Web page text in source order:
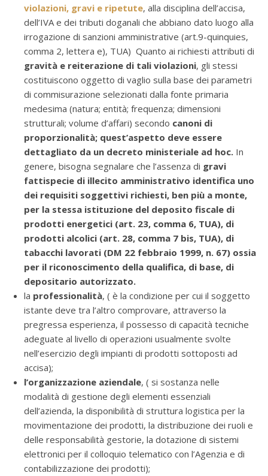
violazioni, gravi e ripetute, alla disciplina dell’accisa,
dell’IVA e dei tributi doganali che abbiano dato luogo alla
irrogazione di sanzioni amministrative (art.9-quinquies,
comma 2, lettera e), TUA) Quanto ai richiesti attributi di
gravità e reiterazione di tali violazioni, gli stessi
costituiscono oggetto di vaglio sulla base dei parametri
di commisurazione selezionati dalla fonte primaria
medesima (natura; entità; frequenza; dimensioni
strutturali; volume d’affari) secondo canoni di
proporzionalità; quest’aspetto deve essere
dettagliato da un decreto ministeriale ad hoc. In
genere, bisogna segnalare che l’assenza di gravi
fattispecie di illecito amministrativo identifica uno
dei requisiti soggettivi richiesti, ben più a monte,
per la stessa istituzione del deposito fiscale di
prodotti energetici (art. 23, comma 6, TUA), di
prodotti alcolici (art. 28, comma 7 bis, TUA), di
tabacchi lavorati (DM 22 febbraio 1999, n. 67) ossia
per il riconoscimento della qualifica, di base, di
depositario autorizzato.
la professionalità, ( è la condizione per cui il soggetto
istante deve tra l’altro comprovare, attraverso la
pregressa esperienza, il possesso di capacità tecniche
adeguate al livello di operazioni usualmente svolte
nell’esercizio degli impianti di prodotti sottoposti ad
accisa);
l’organizzazione aziendale, ( si sostanza nelle
modalità di gestione degli elementi essenziali
dell’azienda, la disponibilità di struttura logistica per la
movimentazione dei prodotti, la distribuzione dei ruoli e
delle responsabilità gestorie, la dotazione di sistemi
elettronici per il colloquio telematico con l’Agenzia e di
contabilizzazione dei prodotti);